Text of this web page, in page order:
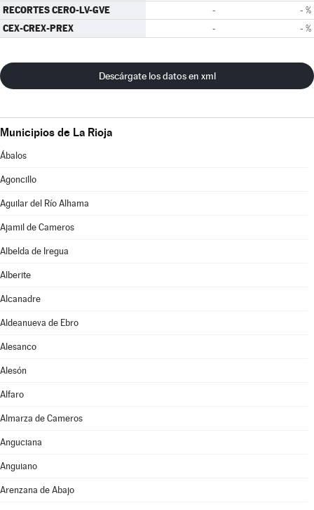
RECORTES CERO-LV-GVE - - %
CEX-CREX-PREX - - %
Descárgate los datos en xml
Municipios de La Rioja
Ábalos
Agoncillo
Aguilar del Río Alhama
Ajamil de Cameros
Albelda de Iregua
Alberite
Alcanadre
Aldeanueva de Ebro
Alesanco
Alesón
Alfaro
Almarza de Cameros
Anguciana
Anguiano
Arenzana de Abajo